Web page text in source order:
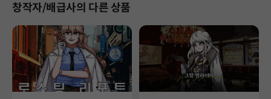
창작자/배급사의 다른 상품